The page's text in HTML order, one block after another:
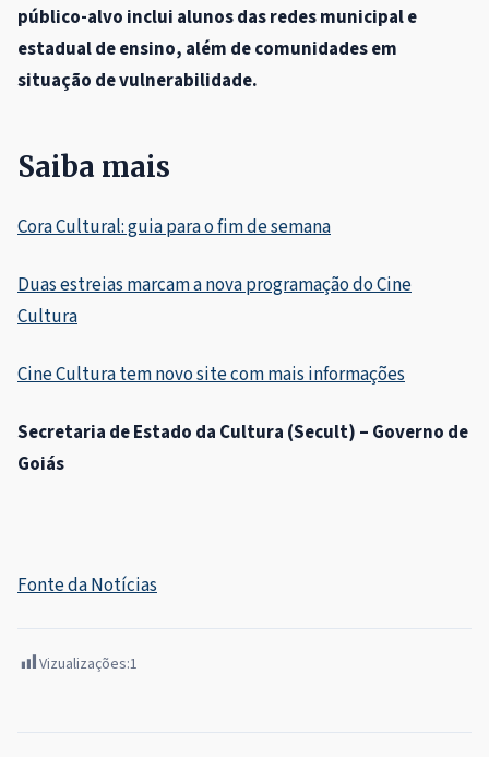
público-alvo inclui alunos das redes municipal e
estadual de ensino, além de comunidades em
situação de vulnerabilidade.
Saiba mais
Cora Cultural: guia para o fim de semana
Duas estreias marcam a nova programação do Cine
Cultura
Cine Cultura tem novo site com mais informações
Secretaria de Estado da Cultura (Secult) – Governo de
Goiás
Fonte da Notícias
Vizualizações:1